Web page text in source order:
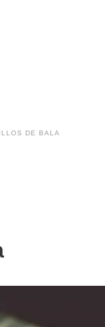
DE BALA